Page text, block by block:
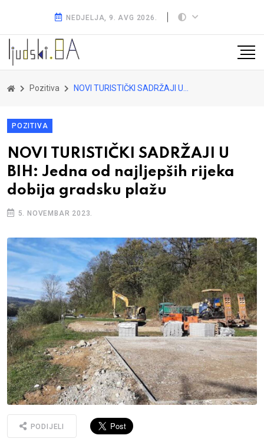
NEDJELJA, 9. AVG 2026.
Pozitiva NOVI TURISTIČKI SADRŽAJI U BIH: Jedna od najljepših rijeka dobija gradsku plažu
POZITIVA
NOVI TURISTIČKI SADRŽAJI U
BIH: Jedna od najljepših rijeka
dobija gradsku plažu
5. NOVEMBAR 2023.
PODIJELI